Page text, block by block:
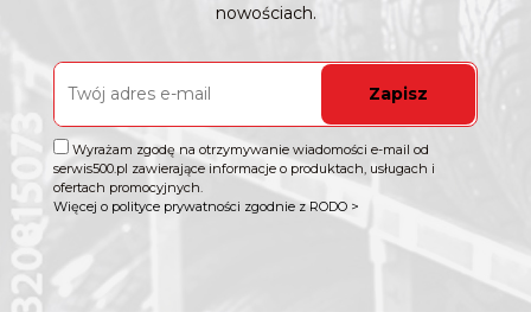
nowościach.
Zapisz
Wyrażam zgodę na otrzymywanie wiadomości e-mail od
serwis500.pl zawierające informacje o produktach, usługach i
ofertach promocyjnych.
Więcej o polityce prywatności zgodnie z RODO >